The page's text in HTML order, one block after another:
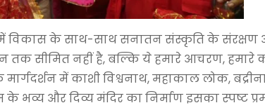
में विकास के साथ-साथ सनातन संस्कृति के
तक सीमित नहीं है, बल्कि ये हमारे आचरण, हमारे
में काशी विश्वनाथ, महाकाल लोक,
और दिव्य मंदिर का निर्माण इसका स्पष्ट